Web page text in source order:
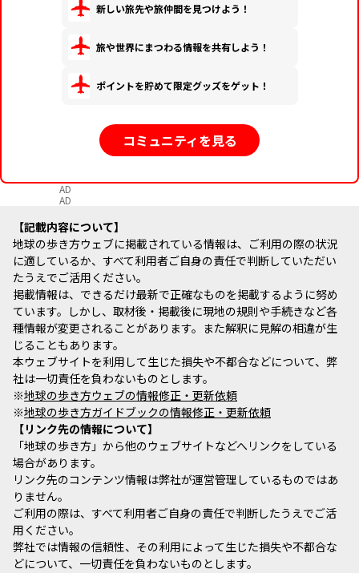
新しい旅先や旅仲間を見つけよう！
旅や世界にまつわる情報を共有しよう！
ポイントを貯めて限定グッズをゲット！
コミュニティを見る
AD
AD
記載内容について
地球の歩き方ウェブに掲載されている情報は、ご利用の際の状況
に適しているか、すべて利用者ご自身の責任で判断していただい
たうえでご活用ください。
掲載情報は、できるだけ最新で正確なものを掲載するように努め
ています。しかし、取材後・掲載後に現地の規則や手続きなど各
種情報が変更されることがあります。また解釈に見解の相違が生
じることもあります。
本ウェブサイトを利用して生じた損失や不都合などについて、弊
社は一切責任を負わないものとします。
※地球の歩き方ウェブの情報修正・更新依頼
※地球の歩き方ガイドブックの情報修正・更新依頼
リンク先の情報について
「地球の歩き方」から他のウェブサイトなどへリンクをしている
場合があります。
リンク先のコンテンツ情報は弊社が運営管理しているものではあ
りません。
ご利用の際は、すべて利用者ご自身の責任で判断したうえでご活
用ください。
弊社では情報の信頼性、その利用によって生じた損失や不都合な
どについて、一切責任を負わないものとします。